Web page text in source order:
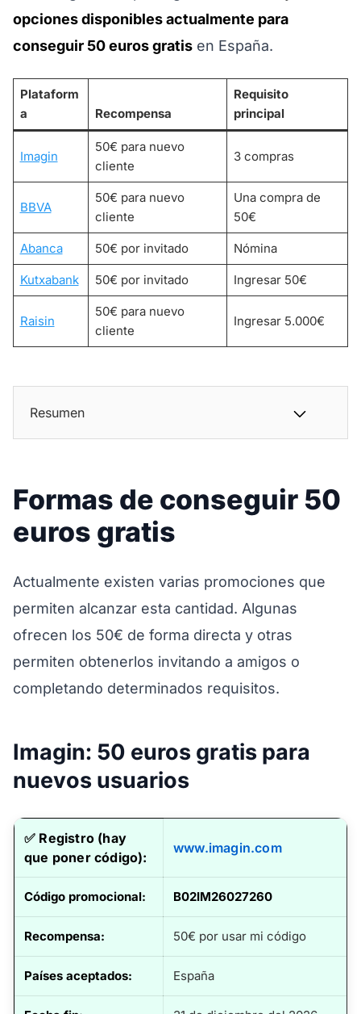
opciones disponibles actualmente para
conseguir 50 euros gratis en España.
Plataform
a
Recompensa
Requisito
principal
Imagin
50€ para nuevo
cliente
3 compras
BBVA
50€ para nuevo
cliente
Una compra de
50€
Abanca 50€ por invitado Nómina
Kutxabank 50€ por invitado Ingresar 50€
Raisin
50€ para nuevo
cliente
Ingresar 5.000€
Resumen
Formas de conseguir 50
euros gratis
Actualmente existen varias promociones que
permiten alcanzar esta cantidad. Algunas
ofrecen los 50€ de forma directa y otras
permiten obtenerlos invitando a amigos o
completando determinados requisitos.
Imagin: 50 euros gratis para
nuevos usuarios
✅ Registro (hay
que poner código):
www.imagin.com
Código promocional: B02IM26027260
Recompensa: 50€ por usar mi código
Países aceptados: España